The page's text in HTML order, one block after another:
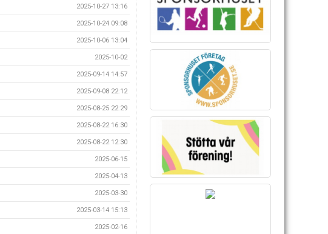
2025-10-27 13:16
2025-10-24 09:08
2025-10-06 13:04
2025-10-02
2025-09-14 14:57
2025-09-08 22:12
2025-08-25 22:29
2025-08-22 16:30
2025-08-22 12:30
2025-06-15
2025-04-13
2025-03-30
2025-03-14 15:13
2025-02-16